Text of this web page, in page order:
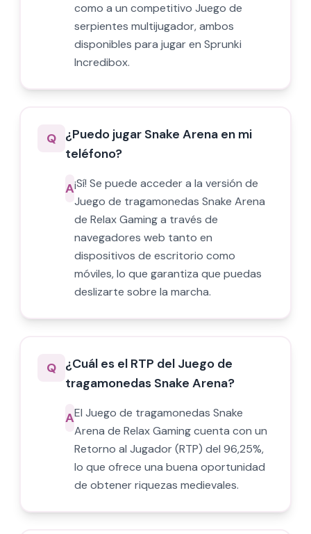
como a un competitivo Juego de
serpientes multijugador, ambos
disponibles para jugar en Sprunki
Incredibox.
Q ¿Puedo jugar Snake Arena en mi
teléfono?
A¡Sí! Se puede acceder a la versión de
Juego de tragamonedas Snake Arena
de Relax Gaming a través de
navegadores web tanto en
dispositivos de escritorio como
móviles, lo que garantiza que puedas
deslizarte sobre la marcha.
Q ¿Cuál es el RTP del Juego de
tragamonedas Snake Arena?
AEl Juego de tragamonedas Snake
Arena de Relax Gaming cuenta con un
Retorno al Jugador (RTP) del 96,25%,
lo que ofrece una buena oportunidad
de obtener riquezas medievales.